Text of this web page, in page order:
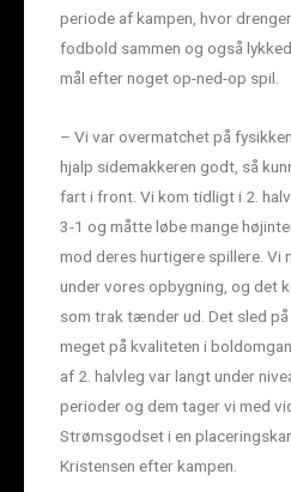
periode af kampen, hvor
fodbold sammen og også
mål efter noget op-ned-op spil.
– Vi var overmatchet på
hjalp sidemakkeren godt, så
fart i front. Vi kom tidligt i 2.
3-1 og måtte løbe mange
mod deres hurtigere spillere. Vi
under vores opbygning, og det
som trak tænder ud. Det sled
meget på kvaliteten i
af 2. halvleg var langt under
perioder og dem tager vi med
Strømsgodset i en
Kristensen efter kampen.